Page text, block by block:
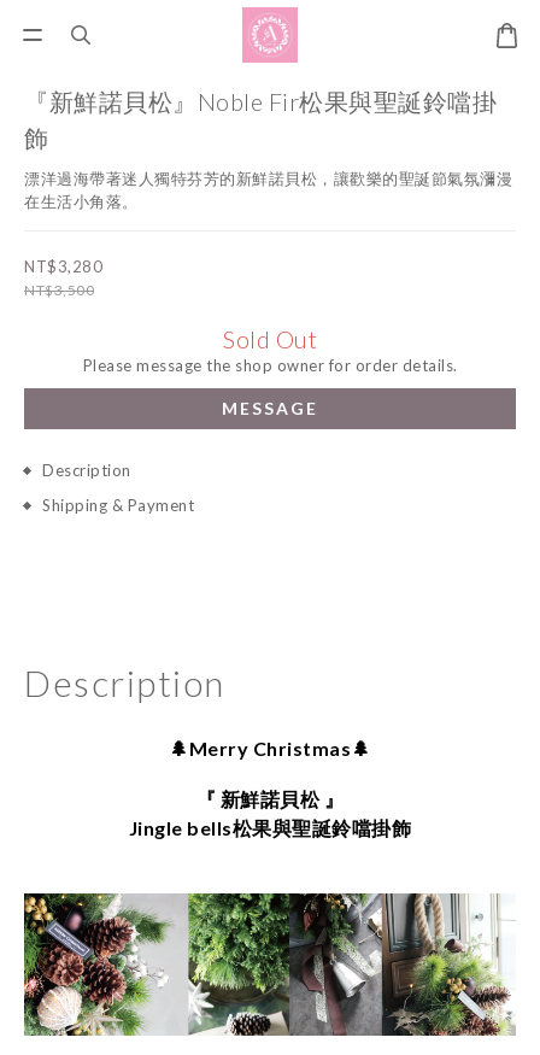
『新鮮諾貝松』Noble Fir松果與聖誕鈴噹掛
飾
漂洋過海帶著迷人獨特芬芳的新鮮諾貝松，讓歡樂的聖誕節氣氛瀰漫
在生活小角落。
NT$3,280
NT$3,500
Sold Out
Please message the shop owner for order details.
MESSAGE
Description
Shipping & Payment
Description
🌲 Merry Christmas 🌲
『 新鮮諾貝松 』
Jingle bells松果與聖誕鈴噹掛飾